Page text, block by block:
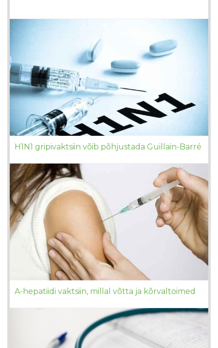
H1N1 gripivaktsiin võib põhjustada Guillain-Barré
A-hepatiidi vaktsiin, millal võtta ja kõrvaltoimed